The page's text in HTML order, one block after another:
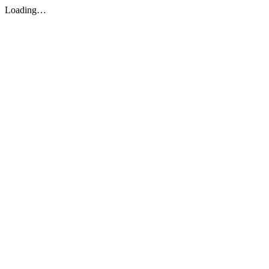
Loading…